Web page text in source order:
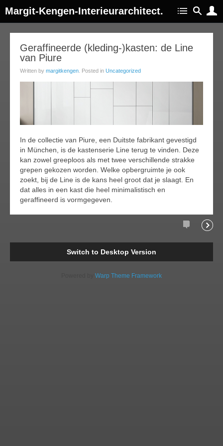
Margit-Kengen-Interieurarchitect.
Geraffineerde (kleding-)kasten: de Line
van Piure
Written by margitkengen . Posted in Uncategorized
In de collectie van Piure, een Duitste fabrikant gevestigd
in München, is de kastenserie Line terug te vinden. Deze
kan zowel greeploos als met twee verschillende strakke
grepen gekozen worden. Welke opbergruimte je ook
zoekt, bij de Line is de kans heel groot dat je slaagt. En
dat alles in een kast die heel minimalistisch en
geraffineerd is vormgegeven.
Comments
Switch to Desktop Version
Warp Theme Framework